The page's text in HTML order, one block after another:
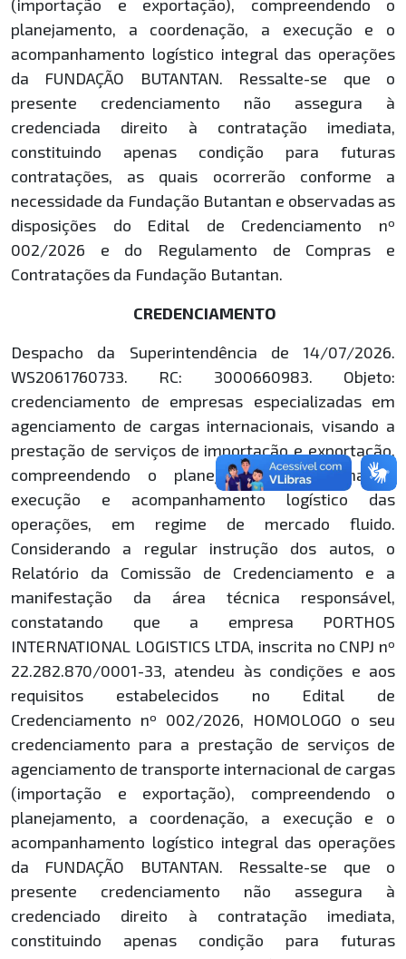
(importação e exportação), compreendendo o
planejamento, a coordenação, a execução e o
acompanhamento logístico integral das operações
da FUNDAÇÃO BUTANTAN. Ressalte-se que o
presente credenciamento não assegura à
credenciada direito à contratação imediata,
constituindo apenas condição para futuras
contratações, as quais ocorrerão conforme a
necessidade da Fundação Butantan e observadas as
disposições do Edital de Credenciamento nº
002/2026 e do Regulamento de Compras e
Contratações da Fundação Butantan.
CREDENCIAMENTO
Despacho da Superintendência de 14/07/2026.
WS2061760733. RC: 3000660983. Objeto:
credenciamento de empresas especializadas em
agenciamento de cargas internacionais, visando a
prestação de serviços de importação e exportação,
compreendendo o planejamento, coordenação,
execução e acompanhamento logístico das
operações, em regime de mercado fluido.
Considerando a regular instrução dos autos, o
Relatório da Comissão de Credenciamento e a
manifestação da área técnica responsável,
constatando que a empresa PORTHOS
INTERNATIONAL LOGISTICS LTDA, inscrita no CNPJ nº
22.282.870/0001-33, atendeu às condições e aos
requisitos estabelecidos no Edital de
Credenciamento nº 002/2026, HOMOLOGO o seu
credenciamento para a prestação de serviços de
agenciamento de transporte internacional de cargas
(importação e exportação), compreendendo o
planejamento, a coordenação, a execução e o
acompanhamento logístico integral das operações
da FUNDAÇÃO BUTANTAN. Ressalte-se que o
presente credenciamento não assegura à
credenciado direito à contratação imediata,
constituindo apenas condição para futuras